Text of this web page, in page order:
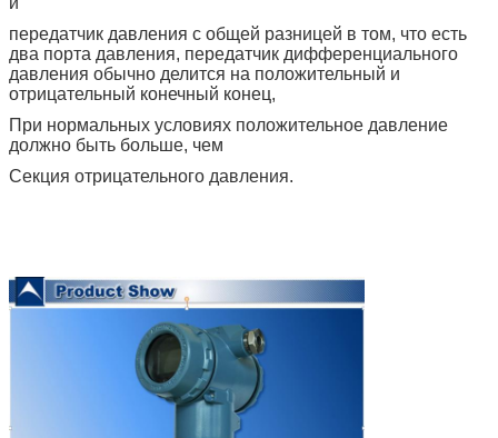
передатчик давления с общей разницей в том, что есть
два порта давления, передатчик дифференциального
давления обычно делится на положительный и
отрицательный конечный конец,
При нормальных условиях положительное давление
должно быть больше, чем
Секция отрицательного давления.